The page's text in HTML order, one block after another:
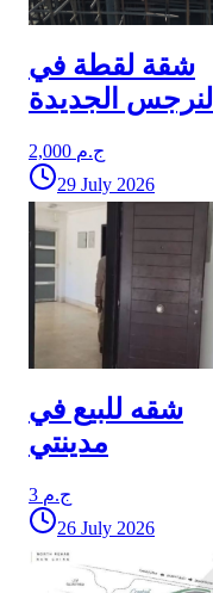
شقة لقطة في
النرجس الجديدة
2,000 ج.م
29 July 2026
شقه للبيع في
مدينتي
3 ج.م
26 July 2026